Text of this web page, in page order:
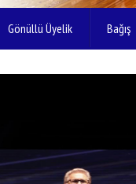
Gönüllü Üyelik Bağış